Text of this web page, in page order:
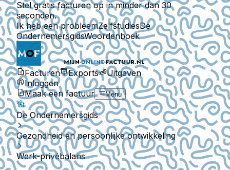
Stel gratis facturen op in minder dan 30
seconden.
Ik heb een probleemZelfstudiesDe
OndernemersgidsWoordenboek
Facturen Exports
Uitgaven
Inloggen
Maak een factuur
Menu
De Ondernemersgids
Gezondheid en persoonlijke ontwikkeling
Werk-privébalans